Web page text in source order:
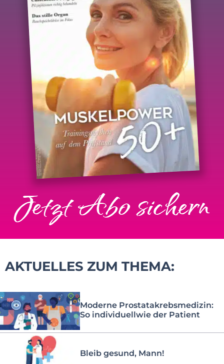
Jetzt Abo sichern
AKTUELLES ZUM THEMA:
Moderne Prostatakrebsmedizin:
So individuellwie der Patient
Bleib gesund, Mann!